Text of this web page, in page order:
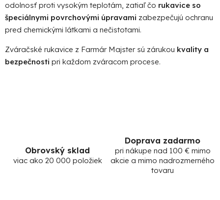
odolnosť proti vysokým teplotám, zatiaľ čo rukavice so
špeciálnymi povrchovými úpravami zabezpečujú ochranu
pred chemickými látkami a nečistotami.
Zváračské rukavice z Farmár Majster sú zárukou kvality a
bezpečnosti pri každom zváracom procese.
Obrovský sklad
viac ako 20 000 položiek
Doprava zadarmo
pri nákupe nad 100 € mimo
akcie a mimo nadrozmerného
tovaru